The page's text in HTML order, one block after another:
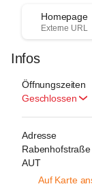
Homepage
Externe URL
Infos
Öffnungszeiten
Geschlossen
Adresse
AUT
Auf Karte